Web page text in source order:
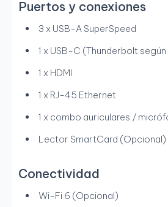
Puertos y conexiones
3 x USB-A SuperSpeed
1 x USB-C (Thunderbolt
1 x HDMI
1 x RJ-45 Ethernet
1 x combo auriculares /
Lector SmartCard (Opcional)
Conectividad
Wi-Fi 6 (Opcional)